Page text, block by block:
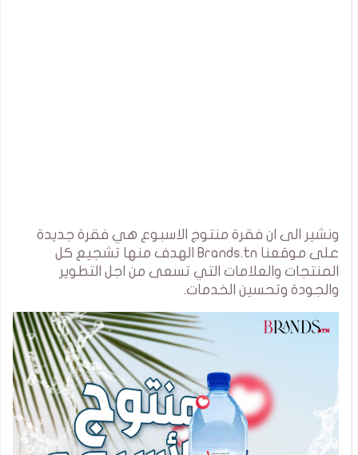
ونشير الى ان فقرة منتوج الاسبوع هي فقرة جديدة
على موقعنا Brands.tn الهدف منها تشجيع كل
المنتجات والعلامات التي تسعى من اجل التطوير
والجودة وتحسين الخدمات.